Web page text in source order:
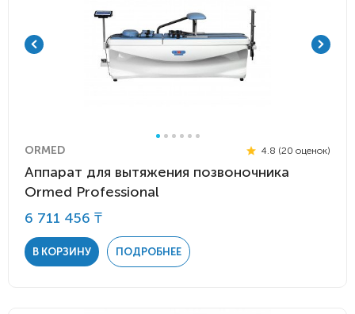
ORMED 4.8 (20 оценок)
Аппарат для вытяжения позвоночника
Ormed Professional
6 711 456 ₸
В КОРЗИНУ ПОДРОБНЕЕ